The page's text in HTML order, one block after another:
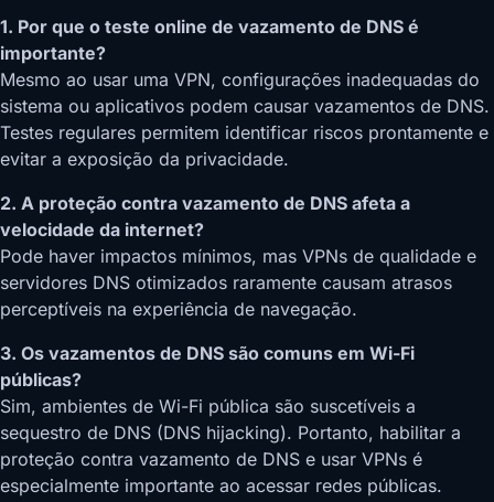
1. Por que o teste online de vazamento de DNS é
importante?
Mesmo ao usar uma VPN, configurações inadequadas do
sistema ou aplicativos podem causar vazamentos de DNS.
Testes regulares permitem identificar riscos prontamente e
evitar a exposição da privacidade.
2. A proteção contra vazamento de DNS afeta a
velocidade da internet?
Pode haver impactos mínimos, mas VPNs de qualidade e
servidores DNS otimizados raramente causam atrasos
perceptíveis na experiência de navegação.
3. Os vazamentos de DNS são comuns em Wi-Fi
públicas?
Sim, ambientes de Wi-Fi pública são suscetíveis a
sequestro de DNS (DNS hijacking). Portanto, habilitar a
proteção contra vazamento de DNS e usar VPNs é
especialmente importante ao acessar redes públicas.